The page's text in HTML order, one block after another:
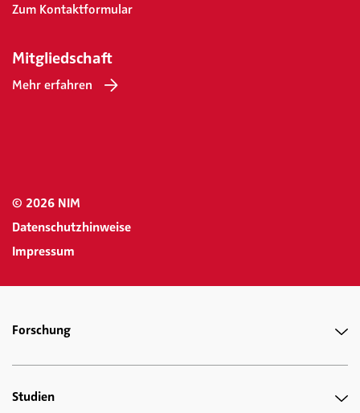
Zum Kontaktformular
Mitgliedschaft
Mehr erfahren
© 2026 NIM
Datenschutzhinweise
Impressum
Forschung
Studien